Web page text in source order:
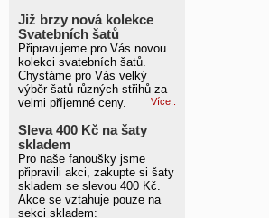
Již brzy nová kolekce
Svatebních šatů
Připravujeme pro Vás novou
kolekci svatebních šatů.
Chystáme pro Vás velký
výběr šatů různých střihů za
velmi příjemné ceny.
Více..
Sleva 400 Kč na šaty
skladem
Pro naše fanoušky jsme
připravili akci, zakupte si šaty
skladem se slevou 400 Kč.
Akce se vztahuje pouze na
sekci skladem: